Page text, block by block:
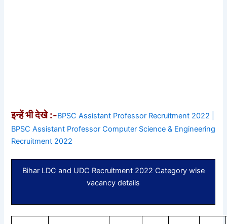
इन्हें भी देखे :-BPSC Assistant Professor Recruitment 2022 |
BPSC Assistant Professor Computer Science & Engineering
Recruitment 2022
Bihar LDC and UDC Recruitment 2022 Category wise
vacancy details